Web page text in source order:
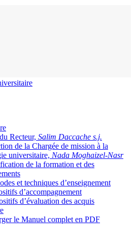
Recteur, Salim Daccache s.j.
de la Chargée de mission à la
universitaire, Nada Moghaizel-Nasr
de la formation et des
et techniques d’enseignement
d’accompagnement
d’évaluation des acquis
le Manuel complet en PDF